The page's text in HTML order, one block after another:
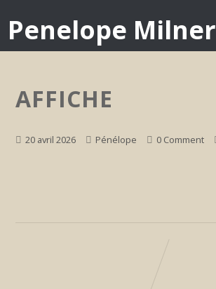
Penelope Milner
AFFICHE
20 avril 2026 Pénélope 0 Comment